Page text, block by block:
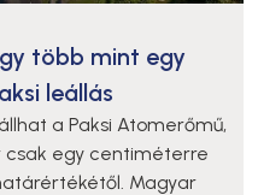
több mint egy
leállás
a Paksi Atomerőmű,
csak egy centiméterre
Magyar